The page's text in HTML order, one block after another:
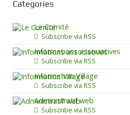
Categories
Le Comité
Subscribe via RSS
Informations associatives
Subscribe via RSS
Information Village
Subscribe via RSS
Administratif web
Subscribe via RSS